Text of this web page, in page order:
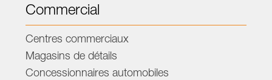
Commercial
Centres commerciaux
Magasins de détails
Concessionnaires automobiles